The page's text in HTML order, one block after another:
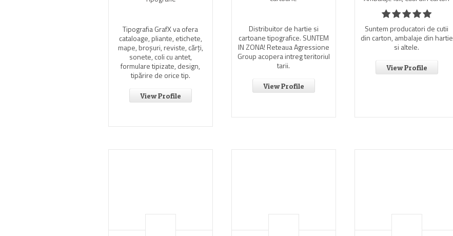
Tipografia GrafX va ofera
cataloage, pliante, etichete,
mape, broşuri, reviste, cărţi,
sonete, coli cu antet,
formulare tipizate, design,
tipărire de orice tip.
View Profile
Distribuitor de hartie si
cartoane tipografice. SUNTEM
IN ZONA! Reteaua Agressione
Group acopera intreg teritoriul
tarii.
View Profile
Suntem producatori de cutii
din carton, ambalaje din hartie
si altele.
View Profile